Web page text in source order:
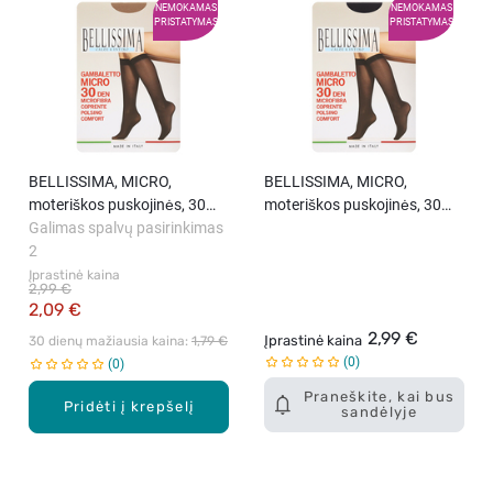
NEMOKAMAS
PRISTATYMAS
Pridėti į krepšelį
BELLISSIMA, MICRO,
moteriškos puskojinės, 30
DEN, 1 pora
Įprastinė kaina
2,09 €
2,99 €
30 dienų mažiausia kaina: 1,79 €
Galimas spalvų pasirinkimas
2
0
NEMOKAMAS
PRISTATYMAS
Praneškite, kai bus
sandėlyje
BELLISSIMA, MICRO,
moteriškos puskojinės, 30
Įprastinė kaina 2,99 €
0